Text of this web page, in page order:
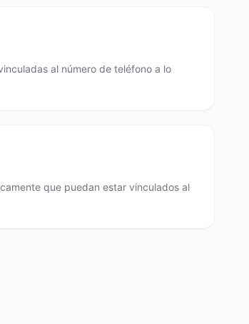
al número de teléfono a lo
que puedan estar vinculados al